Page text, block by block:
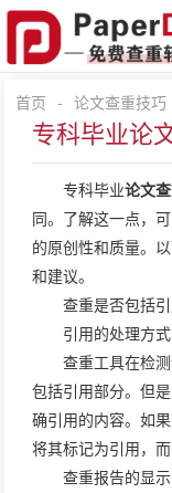
首页 - 论文查重技巧
专科毕业论
专科毕业论文
同。了解这一点，
的原创性和质量。
和建议。
查重是否包括
引用的处理方式
查重工具在检
包括引用部分。但
确引用的内容。如
将其标记为引用，而
查重报告的显示